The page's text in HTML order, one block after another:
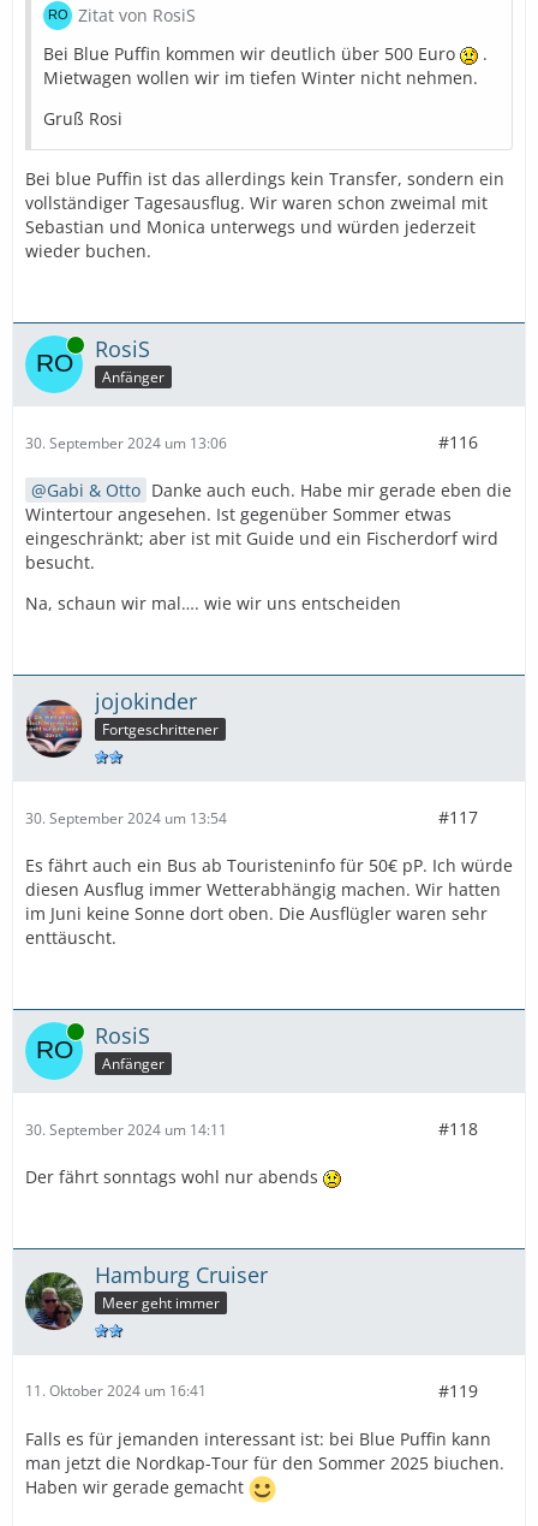
Zitat von RosiS
Bei Blue Puffin kommen wir deutlich über 500 Euro
.
Mietwagen wollen wir im tiefen Winter nicht nehmen.
Gruß Rosi
Bei blue Puffin ist das allerdings kein Transfer, sondern ein
vollständiger Tagesausflug. Wir waren schon zweimal mit
Sebastian und Monica unterwegs und würden jederzeit
wieder buchen.
Online RosiS
Anfänger
30. September 2024 um 13:06 #116
Gabi & Otto Danke auch euch. Habe mir gerade eben die
Wintertour angesehen. Ist gegenüber Sommer etwas
eingeschränkt; aber ist mit Guide und ein Fischerdorf wird
besucht.
Na, schaun wir mal…. wie wir uns entscheiden
jojokinder
Fortgeschrittener
30. September 2024 um 13:54 #117
Es fährt auch ein Bus ab Touristeninfo für 50€ pP. Ich würde
diesen Ausflug immer Wetterabhängig machen. Wir hatten
im Juni keine Sonne dort oben. Die Ausflügler waren sehr
enttäuscht.
Online RosiS
Anfänger
30. September 2024 um 14:11 #118
Der fährt sonntags wohl nur abends
Hamburg Cruiser
Meer geht immer
11. Oktober 2024 um 16:41 #119
Falls es für jemanden interessant ist: bei Blue Puffin kann
man jetzt die Nordkap-Tour für den Sommer 2025 biuchen.
Haben wir gerade gemacht